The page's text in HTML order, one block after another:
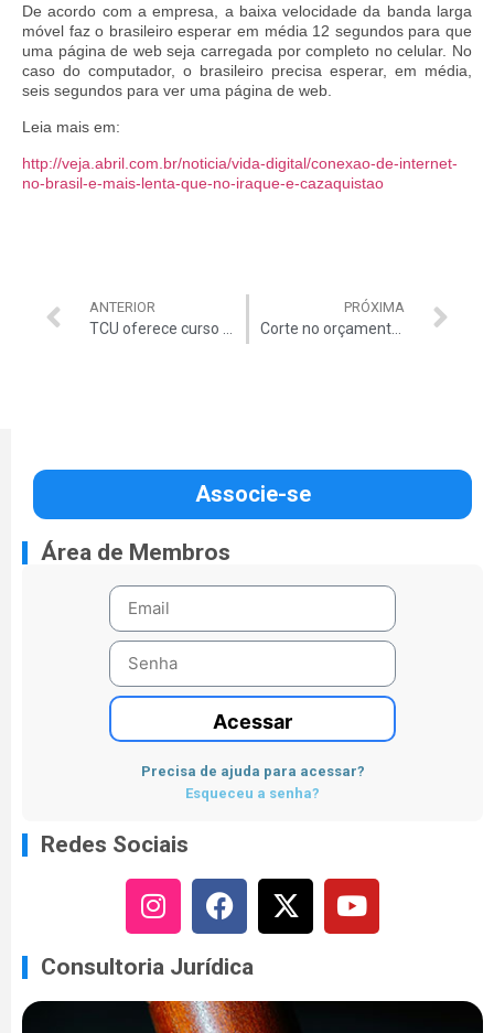
De acordo com a empresa, a baixa velocidade da banda larga
móvel faz o brasileiro esperar em média 12 segundos para que
uma página de web seja carregada por completo no celular. No
caso do computador, o brasileiro precisa esperar, em média,
seis segundos para ver uma página de web.
Leia mais em:
http://veja.abril.com.br/noticia/vida-digital/conexao-de-internet-
no-brasil-e-mais-lenta-que-no-iraque-e-cazaquistao
ANTERIOR PRÓXIMA
Corte no orçamento pode chegar a R$ 30 bi
Associe-se
Área de Membros
Acessar
Precisa de ajuda para acessar?
Esqueceu a senha?
Redes Sociais
Consultoria Jurídica